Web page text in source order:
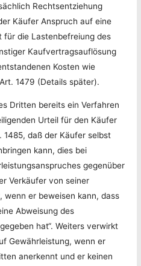
Rechtsentziehung
Käufer Anspruch auf eine
die Lastenbefreiung des
Kaufvertragsauflösung
Kosten wie
1479 (Details später).
Dritten bereits ein Verfahren
Urteil für den Käufer
daß der Käufer selbst
kann, dies bei
gegenüber
Verkäufer von seiner
er beweisen kann, dass
Abweisung des
hat“. Weiters verwirkt
Gewährleistung, wenn er
anerkennt und er keinen